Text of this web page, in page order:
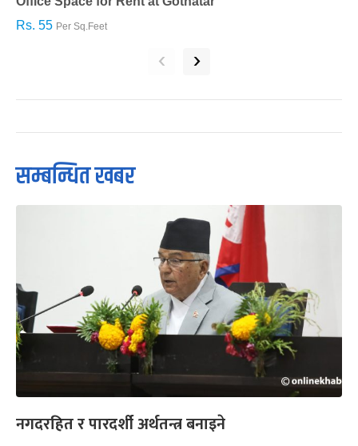
Rs. 55 Per Sq.Feet
‹ ›
सम्बन्धित खबर
नगदरहित र पारदर्शी अर्थतन्त्र बनाइने